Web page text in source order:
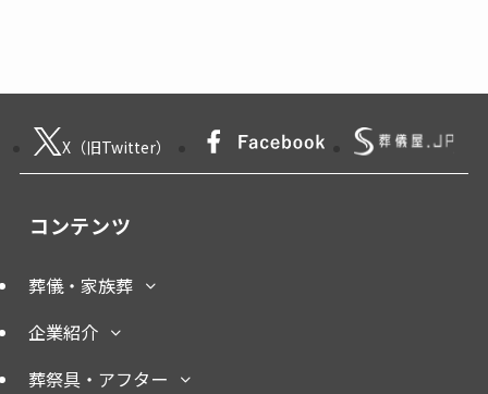
X（旧Twitter）
コンテンツ
葬儀・家族葬
企業紹介
葬祭具・アフター